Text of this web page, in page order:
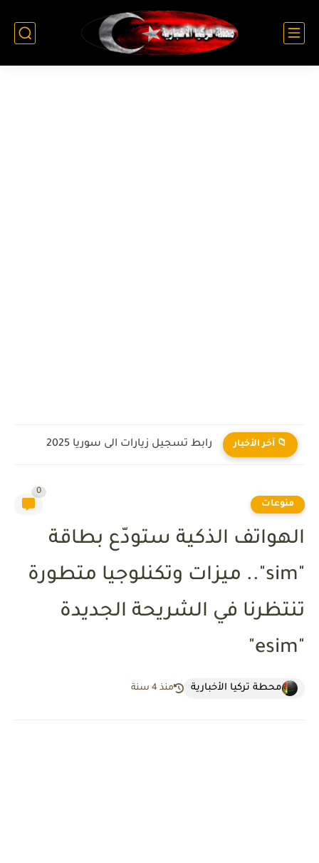
📁 آخر الأخبار
منوعات
0
الهواتف الذكية ستودّع بطاقة
"sim".. ميزات وتكنلوجيا متطورة
تنتظرنا في الشريحة الجديدة
"esim"
محطة تركيا الأخبارية منذ 4 سنة